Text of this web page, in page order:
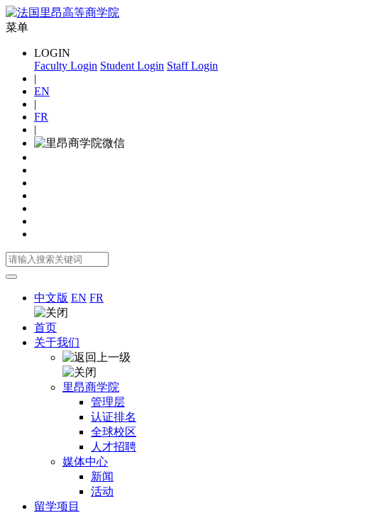
菜单
LOGIN
Faculty Login Student Login Staff Login
|
EN
|
FR
|
中文版 EN FR
首页
关于我们
里昂商学院
管理层
认证排名
全球校区
人才招聘
媒体中心
新闻
活动
留学项目